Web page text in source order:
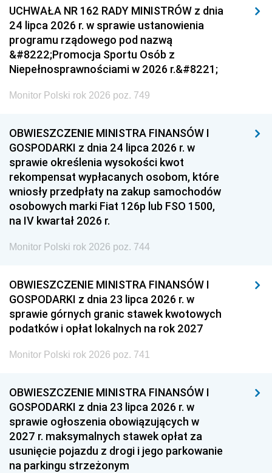
UCHWAŁA NR 162 RADY MINISTRÓW z dnia
24 lipca 2026 r. w sprawie ustanowienia
programu rządowego pod nazwą
&#8222;Promocja Sportu Osób z
Niepełnosprawnościami w 2026 r.&#8221;
Monitor Polski rok 2026 poz. 749
OBWIESZCZENIE MINISTRA FINANSÓW I
GOSPODARKI z dnia 24 lipca 2026 r. w
sprawie określenia wysokości kwot
rekompensat wypłacanych osobom, które
wniosły przedpłaty na zakup samochodów
osobowych marki Fiat 126p lub FSO 1500,
na IV kwartał 2026 r.
Monitor Polski rok 2026 poz. 744
OBWIESZCZENIE MINISTRA FINANSÓW I
GOSPODARKI z dnia 23 lipca 2026 r. w
sprawie górnych granic stawek kwotowych
podatków i opłat lokalnych na rok 2027
Monitor Polski rok 2026 poz. 741
OBWIESZCZENIE MINISTRA FINANSÓW I
GOSPODARKI z dnia 23 lipca 2026 r. w
sprawie ogłoszenia obowiązujących w
2027 r. maksymalnych stawek opłat za
usunięcie pojazdu z drogi i jego parkowanie
na parkingu strzeżonym